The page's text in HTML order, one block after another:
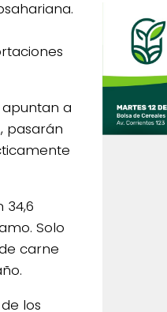
apuntan a
pasarán
34,6
Solo
carne
los